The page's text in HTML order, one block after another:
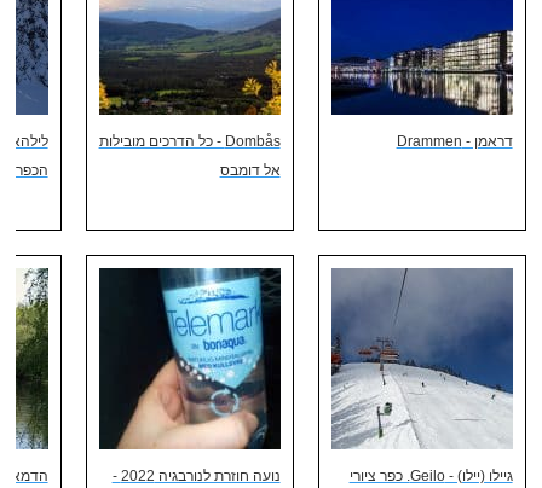
דראמן - Drammen
Dombås - כל הדרכים מובילות
אל דומבס
הכפרי
גיילו (יילו) - Geilo. כפר ציורי
נועה חוזרת לנורבגיה 2022 -